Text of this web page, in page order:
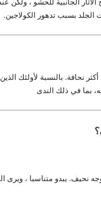
بسبب تدهور الكولاجين.
نحافة. بالنسبة لأولئك
بما في ذلك الندى
يبدو متناسبا ، ويرى